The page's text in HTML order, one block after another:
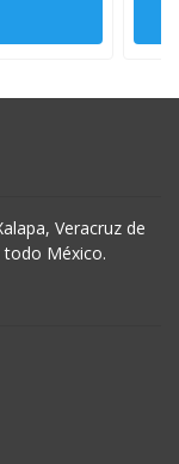
Veracruz de
todo México.